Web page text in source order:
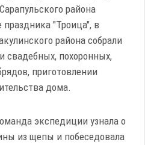
района
"Троица", в
района собрали
похоронных,
приготовлении
дома.
экспедиции узнала о
из щепы и побеседовала